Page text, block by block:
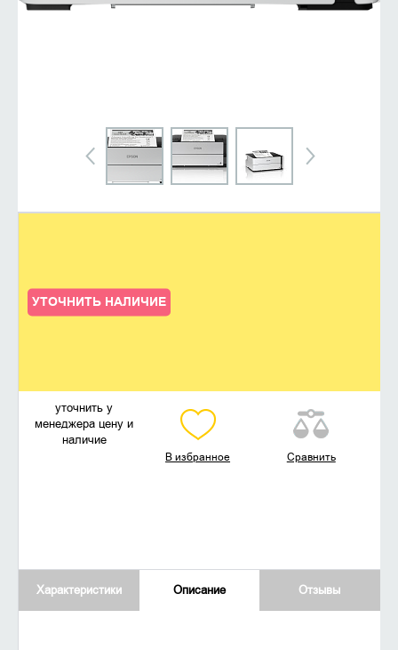
УТОЧНИТЬ НАЛИЧИЕ
уточнить у
менеджера цену и
наличие
В избранное Сравнить
Характеристики Описание Отзывы